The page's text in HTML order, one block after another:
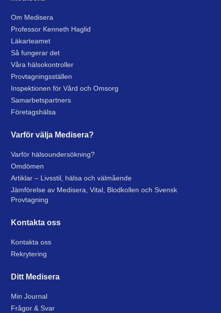
Om Medisera
Professor Kenneth Haglid
Läkarteamet
Så fungerar det
Våra hälsokontroller
Provtagningsställen
Inspektionen för Vård och Omsorg
Samarbetspartners
Företagshälsa
Varför välja Medisera?
Varför hälsoundersökning?
Omdömen
Artiklar – Livsstil, hälsa och välmående
Jämförelse av Medisera, Vital, Blodkollen och Svensk
Provtagning
Kontakta oss
Kontakta oss
Rekrytering
Ditt Medisera
Min Journal
Frågor & Svar